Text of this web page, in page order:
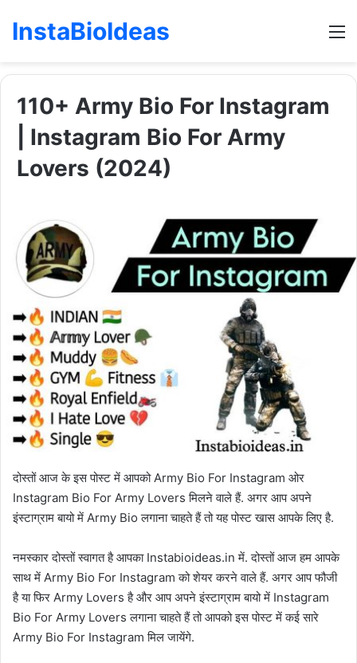
InstaBioIdeas
110+ Army Bio For Instagram
| Instagram Bio For Army
Lovers (2024)
दोस्तों आज के इस पोस्ट में आपको Army Bio For Instagram ओर
Instagram Bio For Army Lovers मिलने वाले हैं. अगर आप अपने
इंस्टाग्राम बायो में Army Bio लगाना चाहते हैं तो यह पोस्ट खास आपके लिए है.
नमस्कार दोस्तों स्वागत है आपका Instabioideas.in में. दोस्तों आज हम आपके
साथ में Army Bio For Instagram को शेयर करने वाले हैं. अगर आप फौजी
है या फिर Army Lovers है और आप अपने इंस्टाग्राम बायो में Instagram
Bio For Army Lovers लगाना चाहते हैं तो आपको इस पोस्ट में कई सारे
Army Bio For Instagram मिल जायेंगे.